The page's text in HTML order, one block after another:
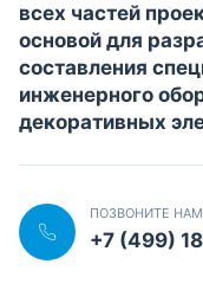
всех частей
основой для
составления
инженерного
декоративных
ПОЗВОНИТЕ
+7 (499)